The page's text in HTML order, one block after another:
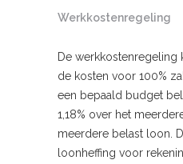
Werkkostenregeling
De werkkostenregeling
de kosten voor 100%
een bepaald budget
1,18% over het
meerdere belast loon.
loonheffing voor